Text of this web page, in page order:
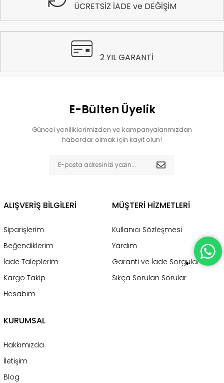
ÜCRETSİZ İADE ve DEĞİŞİM
2 YIL GARANTİ
E-Bülten Üyelik
Güncel yeniliklerimizden ve kampanyalarımızdan
haberdar olmak için kayıt olun!
ALIŞVERİŞ BİLGİLERİ
Siparişlerim
Beğendiklerim
İade Taleplerim
Kargo Takip
Hesabım
MÜŞTERİ HİZMETLERİ
Kullanıcı Sözleşmesi
Yardım
Garanti ve İade Sorgulama
Sıkça Sorulan Sorular
KURUMSAL
Hakkımızda
İletişim
Blog